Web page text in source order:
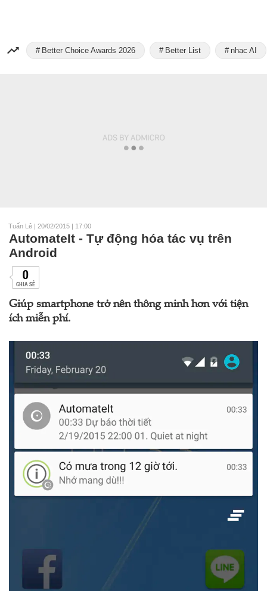
Better Choice Awards 2026 Better List nhạc AI
Tuấn Lê | 20/02/2015 | 17:00
AutomateIt - Tự động hóa tác vụ trên
Android
0
CHIA SẺ
Giúp smartphone trở nên thông minh hơn với tiện
ích miễn phí.